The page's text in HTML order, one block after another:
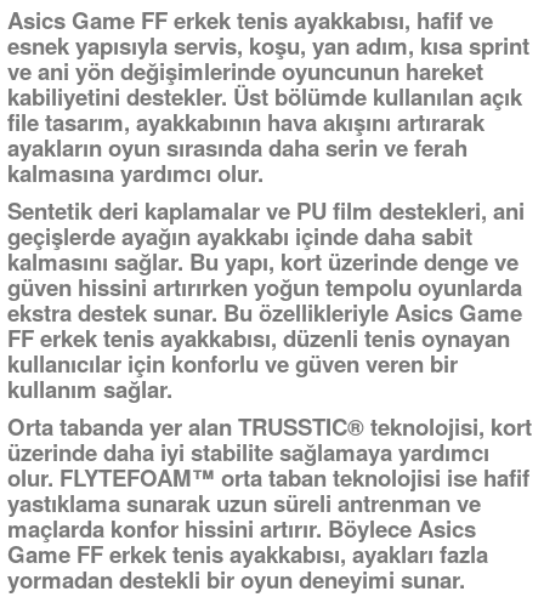
Asics Game FF erkek tenis ayakkabısı, hafif ve
esnek yapısıyla servis, koşu, yan adım, kısa sprint
ve ani yön değişimlerinde oyuncunun hareket
kabiliyetini destekler. Üst bölümde kullanılan açık
file tasarım, ayakkabının hava akışını artırarak
ayakların oyun sırasında daha serin ve ferah
kalmasına yardımcı olur.
Sentetik deri kaplamalar ve PU film destekleri, ani
geçişlerde ayağın ayakkabı içinde daha sabit
kalmasını sağlar. Bu yapı, kort üzerinde denge ve
güven hissini artırırken yoğun tempolu oyunlarda
ekstra destek sunar. Bu özellikleriyle Asics Game
FF erkek tenis ayakkabısı, düzenli tenis oynayan
kullanıcılar için konforlu ve güven veren bir
kullanım sağlar.
Orta tabanda yer alan TRUSSTIC® teknolojisi, kort
üzerinde daha iyi stabilite sağlamaya yardımcı
olur. FLYTEFOAM™ orta taban teknolojisi ise hafif
yastıklama sunarak uzun süreli antrenman ve
maçlarda konfor hissini artırır. Böylece Asics
Game FF erkek tenis ayakkabısı, ayakları fazla
yormadan destekli bir oyun deneyimi sunar.